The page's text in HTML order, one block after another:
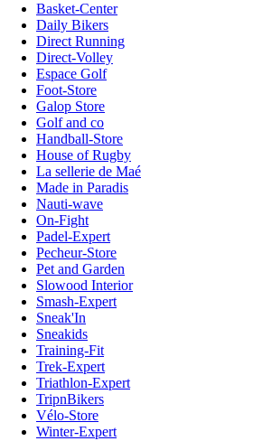
Basket-Center
Daily Bikers
Direct Running
Direct-Volley
Espace Golf
Foot-Store
Galop Store
Golf and co
Handball-Store
House of Rugby
La sellerie de Maé
Made in Paradis
Nauti-wave
On-Fight
Padel-Expert
Pecheur-Store
Pet and Garden
Slowood Interior
Smash-Expert
Sneak'In
Sneakids
Training-Fit
Trek-Expert
Triathlon-Expert
TripnBikers
Vélo-Store
Winter-Expert